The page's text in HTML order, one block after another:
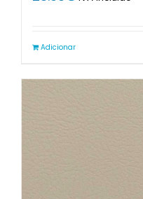
Adicionar